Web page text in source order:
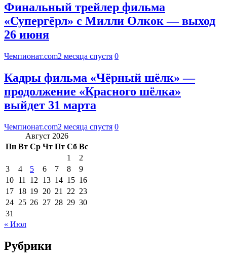
Финальный трейлер фильма
«Супергёрл» с Милли Олкок — выход
26 июня
Чемпионат.com2 месяца спустя 0
Кадры фильма «Чёрный шёлк» —
продолжение «Красного шёлка»
выйдет 31 марта
Чемпионат.com2 месяца спустя 0
Август 2026
Пн Вт Ср Чт Пт Сб Вс
1
2
3
4 5 6 7 8
9
10 11 12 13 14 15 16
17 18 19 20 21 22 23
24 25 26 27 28 29 30
31
« Июл
Рубрики